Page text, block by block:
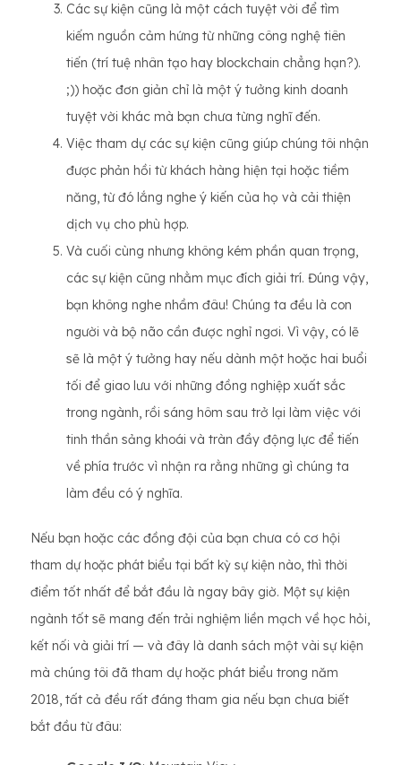
Các sự kiện cũng là một cách tuyệt vời để tìm
kiếm nguồn cảm hứng từ những công nghệ tiên
tiến (trí tuệ nhân tạo hay blockchain chẳng hạn?).
;)) hoặc đơn giản chỉ là một ý tưởng kinh doanh
tuyệt vời khác mà bạn chưa từng nghĩ đến.
Việc tham dự các sự kiện cũng giúp chúng tôi nhận
được phản hồi từ khách hàng hiện tại hoặc tiềm
năng, từ đó lắng nghe ý kiến ​​của họ và cải thiện
dịch vụ cho phù hợp.
Và cuối cùng nhưng không kém phần quan trọng,
các sự kiện cũng nhằm mục đích giải trí. Đúng vậy,
bạn không nghe nhầm đâu! Chúng ta đều là con
người và bộ não cần được nghỉ ngơi. Vì vậy, có lẽ
sẽ là một ý tưởng hay nếu dành một hoặc hai buổi
tối để giao lưu với những đồng nghiệp xuất sắc
trong ngành, rồi sáng hôm sau trở lại làm việc với
tinh thần sảng khoái và tràn đầy động lực để tiến
về phía trước vì nhận ra rằng những gì chúng ta
làm đều có ý nghĩa.
Nếu bạn hoặc các đồng đội của bạn chưa có cơ hội
tham dự hoặc phát biểu tại bất kỳ sự kiện nào, thì thời
điểm tốt nhất để bắt đầu là ngay bây giờ. Một sự kiện
ngành tốt sẽ mang đến trải nghiệm liền mạch về học hỏi,
kết nối và giải trí — và đây là danh sách một vài sự kiện
mà chúng tôi đã tham dự hoặc phát biểu trong năm
2018, tất cả đều rất đáng tham gia nếu bạn chưa biết
bắt đầu từ đâu: